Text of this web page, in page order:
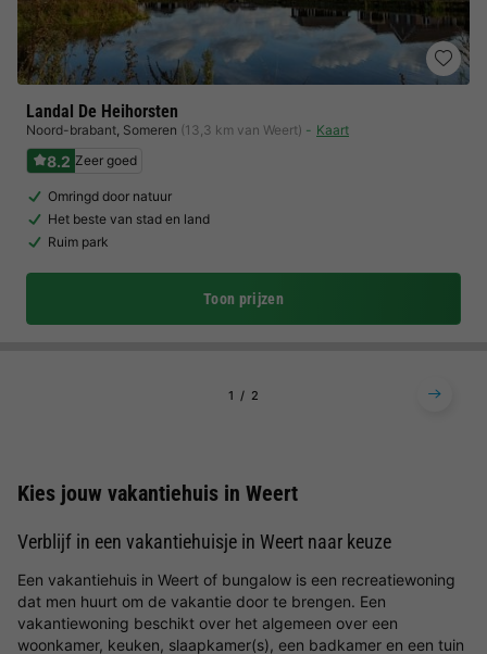
Landal De Heihorsten
Noord-brabant, Someren (13,3 km van Weert) Kaart
8.2 Zeer goed
Omringd door natuur
Het beste van stad en land
Ruim park
Toon prijzen
1 2
Kies jouw vakantiehuis in Weert
Verblijf in een vakantiehuisje in Weert naar keuze
Een vakantiehuis in Weert of bungalow is een recreatiewoning
dat men huurt om de vakantie door te brengen. Een
vakantiewoning beschikt over het algemeen over een
woonkamer, keuken, slaapkamer(s), een badkamer en een tuin